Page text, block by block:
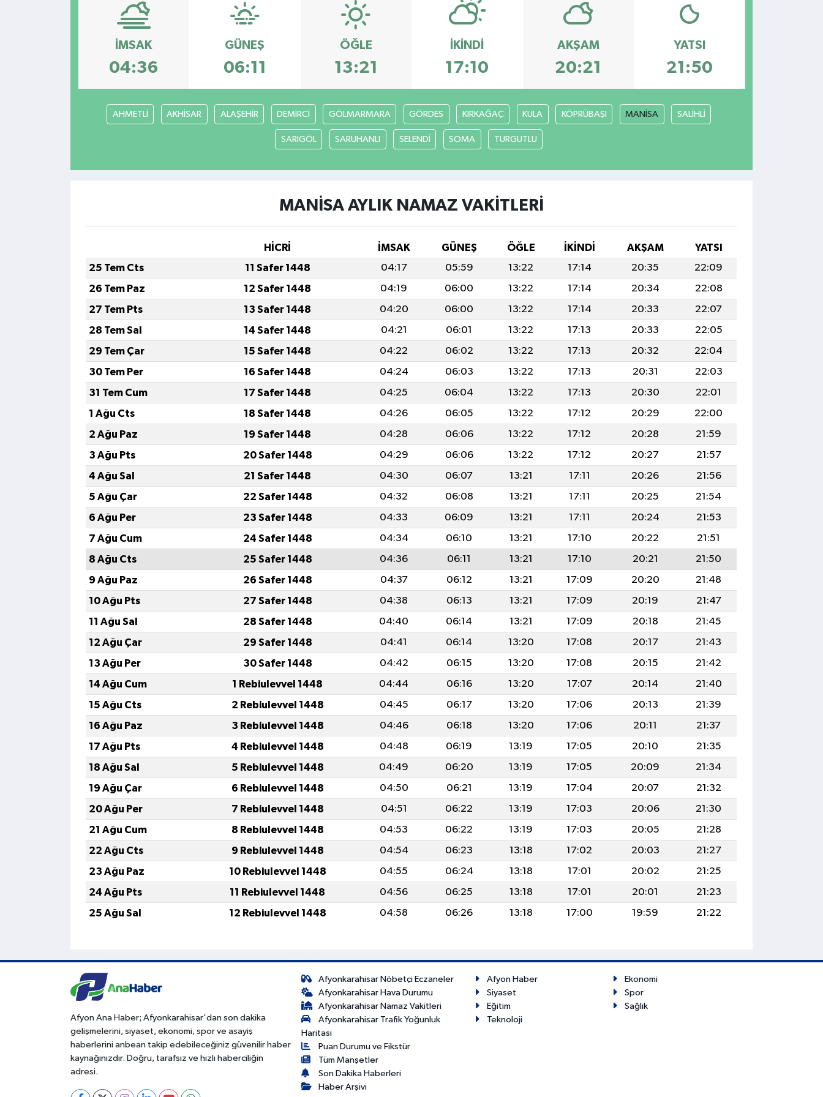
İMSAK
04:36
GÜNEŞ
06:11
ÖĞLE
13:21
İKINDI
17:10
AKŞAM
20:21
YATSI
21:50
AHMETLİ AKHİSAR ALAŞEHİR DEMİRCİ GÖLMARMARA GÖRDES KIRKAĞAÇ KULA KÖPRÜBAŞI MANİSA SALİHLİ
SARIGÖL SARUHANLI SELENDİ SOMA TURGUTLU
MANİSA AYLIK NAMAZ VAKITLERI
HİCRİ İMSAK GÜNEŞ ÖĞLE İKINDI AKŞAM
YATSI
25 Tem Cts
11 Safer 1448 04:17 05:59 13:22 17:14 20:35
22:09
26 Tem Paz
12 Safer 1448 04:19 06:00 13:22 17:14 20:34
22:08
27 Tem Pts
13 Safer 1448 04:20 06:00 13:22 17:14 20:33
22:07
28 Tem Sal
14 Safer 1448 04:21 06:01 13:22 17:13 20:33
22:05
29 Tem Çar
15 Safer 1448 04:22 06:02 13:22 17:13 20:32
22:04
30 Tem Per
16 Safer 1448 04:24 06:03 13:22 17:13 20:31
22:03
31 Tem Cum
17 Safer 1448 04:25 06:04 13:22 17:13 20:30
22:01
1 Ağu Cts
18 Safer 1448 04:26 06:05 13:22 17:12 20:29
22:00
2 Ağu Paz
19 Safer 1448 04:28 06:06 13:22 17:12 20:28
21:59
3 Ağu Pts
20 Safer 1448 04:29 06:06 13:22 17:12 20:27
21:57
4 Ağu Sal
21 Safer 1448 04:30 06:07 13:21 17:11 20:26
21:56
5 Ağu Çar
22 Safer 1448 04:32 06:08 13:21 17:11 20:25
21:54
6 Ağu Per
23 Safer 1448 04:33 06:09 13:21 17:11 20:24
21:53
7 Ağu Cum
24 Safer 1448 04:34 06:10 13:21 17:10 20:22
21:51
8 Ağu Cts
25 Safer 1448 04:36 06:11 13:21 17:10 20:21
21:50
9 Ağu Paz
26 Safer 1448 04:37 06:12 13:21 17:09 20:20
21:48
10 Ağu Pts
27 Safer 1448 04:38 06:13 13:21 17:09 20:19
21:47
11 Ağu Sal
28 Safer 1448 04:40 06:14 13:21 17:09 20:18
21:45
12 Ağu Çar
29 Safer 1448 04:41 06:14 13:20 17:08 20:17
21:43
13 Ağu Per
30 Safer 1448 04:42 06:15 13:20 17:08 20:15
21:42
14 Ağu Cum
1 Rebiulevvel 1448 04:44 06:16 13:20 17:07 20:14
21:40
15 Ağu Cts
2 Rebiulevvel 1448 04:45 06:17 13:20 17:06 20:13
21:39
16 Ağu Paz
3 Rebiulevvel 1448 04:46 06:18 13:20 17:06 20:11
21:37
17 Ağu Pts
4 Rebiulevvel 1448 04:48 06:19 13:19 17:05 20:10
21:35
18 Ağu Sal
5 Rebiulevvel 1448 04:49 06:20 13:19 17:05 20:09
21:34
19 Ağu Çar
6 Rebiulevvel 1448 04:50 06:21 13:19 17:04 20:07
21:32
20 Ağu Per
7 Rebiulevvel 1448 04:51 06:22 13:19 17:03 20:06
21:30
21 Ağu Cum
8 Rebiulevvel 1448 04:53 06:22 13:19 17:03 20:05
21:28
22 Ağu Cts
9 Rebiulevvel 1448 04:54 06:23 13:18 17:02 20:03
21:27
23 Ağu Paz
10 Rebiulevvel 1448 04:55 06:24 13:18 17:01 20:02
21:25
24 Ağu Pts
11 Rebiulevvel 1448 04:56 06:25 13:18 17:01 20:01
21:23
25 Ağu Sal
12 Rebiulevvel 1448 04:58 06:26 13:18 17:00 19:59 21:22
Afyon Ana Haber; Afyonkarahisar'dan son dakika
gelişmelerini, siyaset, ekonomi, spor ve asayiş
haberlerini anbean takip edebileceğiniz güvenilir haber
kaynağınızdır. Doğru, tarafsız ve hızlı haberciliğin
adresi.
Afyonkarahisar Nöbetçi Eczaneler
Afyonkarahisar Hava Durumu
Afyonkarahisar Namaz Vakitleri
Afyonkarahisar Trafik Yoğunluk
Haritası
Puan Durumu ve Fikstür
Tüm Manşetler
Son Dakika Haberleri
Haber Arşivi
Afyon Haber
Ekonomi
Siyaset
Spor
Eğitim
Sağlık
Teknoloji